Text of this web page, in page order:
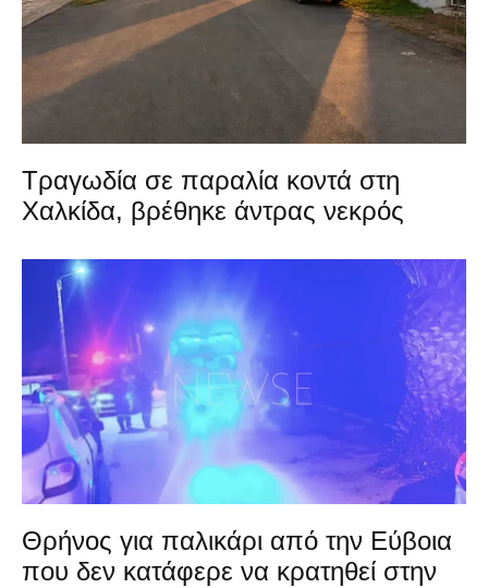
Τραγωδία σε παραλία κοντά στη
Χαλκίδα, βρέθηκε άντρας νεκρός
Θρήνος για παλικάρι από την Εύβοια
που δεν κατάφερε να κρατηθεί στην